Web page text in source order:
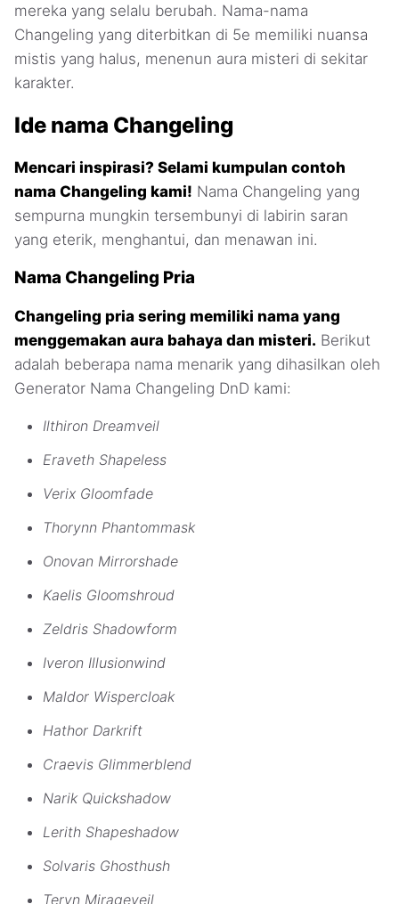
mereka yang selalu berubah. Nama-nama
Changeling yang diterbitkan di 5e memiliki nuansa
mistis yang halus, menenun aura misteri di sekitar
karakter.
Ide nama Changeling
Mencari inspirasi? Selami kumpulan contoh
nama Changeling kami! Nama Changeling yang
sempurna mungkin tersembunyi di labirin saran
yang eterik, menghantui, dan menawan ini.
Nama Changeling Pria
Changeling pria sering memiliki nama yang
menggemakan aura bahaya dan misteri. Berikut
adalah beberapa nama menarik yang dihasilkan oleh
Generator Nama Changeling DnD kami:
Ilthiron Dreamveil
Eraveth Shapeless
Verix Gloomfade
Thorynn Phantommask
Onovan Mirrorshade
Kaelis Gloomshroud
Zeldris Shadowform
Iveron Illusionwind
Maldor Wispercloak
Hathor Darkrift
Craevis Glimmerblend
Narik Quickshadow
Lerith Shapeshadow
Solvaris Ghosthush
Teryn Mirageveil